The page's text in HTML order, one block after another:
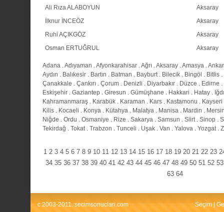
Ali Rıza ALABOYUN
Aksaray
İlknur İNCEÖZ
Aksaray
Ruhi AÇIKGÖZ
Aksaray
Osman ERTUĞRUL
Aksaray
Adana .Adıyaman .Afyonkarahisar .Ağrı .Aksaray .Amasya .
Aydın . Balıkesir . Bartın . Batman . Bayburt. Bilecik . Bingöl . Bitlis .
Çanakkale . Çankırı . Çorum . Denizli . Diyarbakır . Düzce . Edirne .
Eskişehir . Gaziantep . Giresun . Gümüşhane . Hakkari . Hatay .
Kahramanmaraş . Karabük . Karaman . Kars . Kastamonu . Kayseri
Kilis . Kocaeli . Konya . Kütahya . Malatya . Manisa . Mardin .
Niğde . Ordu . Osmaniye . Rize . Sakarya . Samsun . Siirt. Sinop .
Tekirdağ . Tokat. Trabzon . Tunceli . Uşak . Van . Yalova . Yozgat.
1 2 3 4 5 6 7 8 9 10 11 12 13 14 15 16 17 18 19 20 21 22 23
34 35 36 37 38 39 40 41 42 43 44 45 46 47 48 49 50 51 52 53
63 64
c 2003-2011. secimsonuclari.com Seçim |